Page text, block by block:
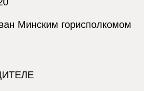
Минским горисполкомом